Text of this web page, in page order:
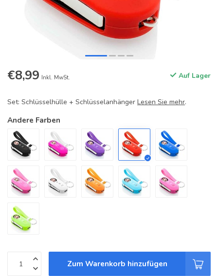
€8,99 Inkl. MwSt. Auf Lager
Set: Schlüsselhülle + Schlüsselanhänger Lesen Sie mehr.
Andere Farben
Zum Warenkorb hinzufügen